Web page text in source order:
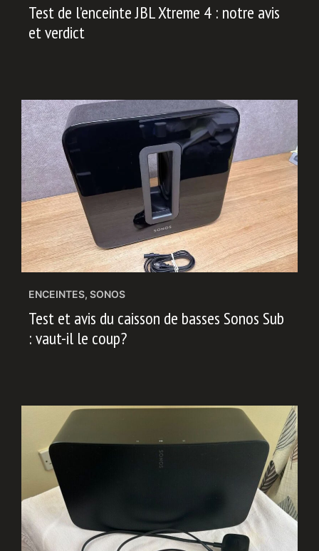
Test de l’enceinte JBL Xtreme 4 : notre avis
et verdict
ENCEINTES, SONOS
Test et avis du caisson de basses Sonos Sub
: vaut-il le coup?